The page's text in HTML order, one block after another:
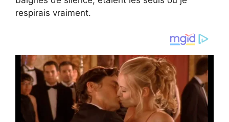
respirais vraiment.